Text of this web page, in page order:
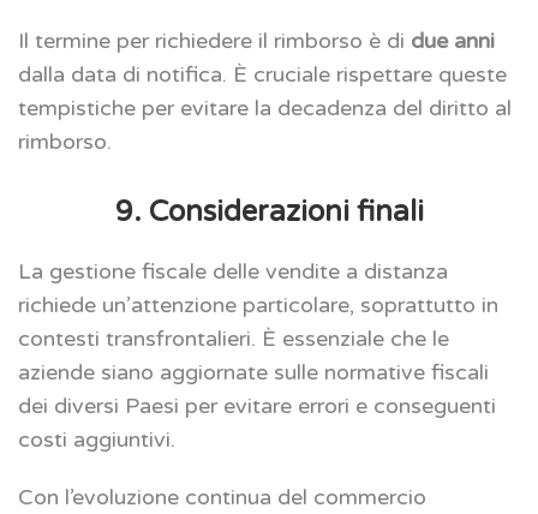
Il termine per richiedere il rimborso è di due anni
dalla data di notifica. È cruciale rispettare queste
tempistiche per evitare la decadenza del diritto al
rimborso.
9. Considerazioni finali
La gestione fiscale delle vendite a distanza
richiede un’attenzione particolare, soprattutto in
contesti transfrontalieri. È essenziale che le
aziende siano aggiornate sulle normative fiscali
dei diversi Paesi per evitare errori e conseguenti
costi aggiuntivi.
Con l’evoluzione continua del commercio